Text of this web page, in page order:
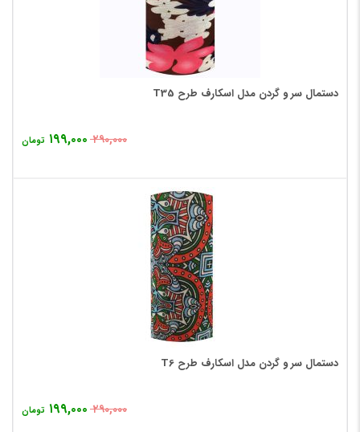
دستمال سر و گردن مدل اسکارف طرح T35
۲۹۰,۰۰۰ ۱۹۹,۰۰۰ تومان
دستمال سر و گردن مدل اسکارف طرح T6
۲۹۰,۰۰۰ ۱۹۹,۰۰۰ تومان